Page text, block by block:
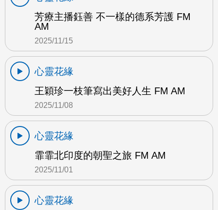
芳療主播鈺善 不一樣的德系芳護 FM
AM
2025/11/15
心靈花緣
王穎珍一枝筆寫出美好人生 FM AM
2025/11/08
心靈花緣
霏霏北印度的朝聖之旅 FM AM
2025/11/01
心靈花緣